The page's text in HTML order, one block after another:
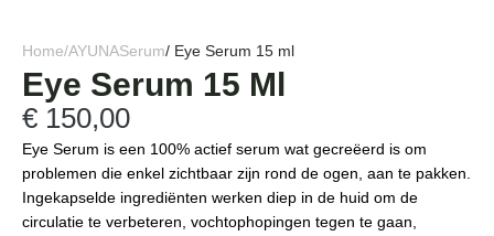
Home/AYUNASerum/ Eye Serum 15 ml
Eye Serum 15 Ml
€ 150,00
Eye Serum is een 100% actief serum wat gecreëerd is om
problemen die enkel zichtbaar zijn rond de ogen, aan te pakken.
Ingekapselde ingrediënten werken diep in de huid om de
circulatie te verbeteren, vochtophopingen tegen te gaan,